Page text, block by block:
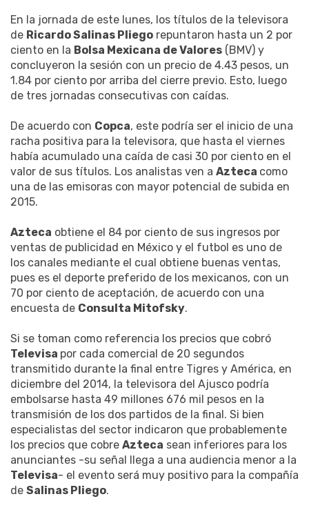
En la jornada de este lunes, los títulos de la televisora
de Ricardo Salinas Pliego repuntaron hasta un 2 por
ciento en la Bolsa Mexicana de Valores (BMV) y
concluyeron la sesión con un precio de 4.43 pesos, un
1.84 por ciento por arriba del cierre previo. Esto, luego
de tres jornadas consecutivas con caídas.
De acuerdo con Copca, este podría ser el inicio de una
racha positiva para la televisora, que hasta el viernes
había acumulado una caída de casi 30 por ciento en el
valor de sus títulos. Los analistas ven a Azteca como
una de las emisoras con mayor potencial de subida en
2015.
Azteca obtiene el 84 por ciento de sus ingresos por
ventas de publicidad en México y el futbol es uno de
los canales mediante el cual obtiene buenas ventas,
pues es el deporte preferido de los mexicanos, con un
70 por ciento de aceptación, de acuerdo con una
encuesta de Consulta Mitofsky.
Si se toman como referencia los precios que cobró
Televisa por cada comercial de 20 segundos
transmitido durante la final entre Tigres y América, en
diciembre del 2014, la televisora del Ajusco podría
embolsarse hasta 49 millones 676 mil pesos en la
transmisión de los dos partidos de la final. Si bien
especialistas del sector indicaron que probablemente
los precios que cobre Azteca sean inferiores para los
anunciantes -su señal llega a una audiencia menor a la
Televisa- el evento será muy positivo para la compañía
de Salinas Pliego.